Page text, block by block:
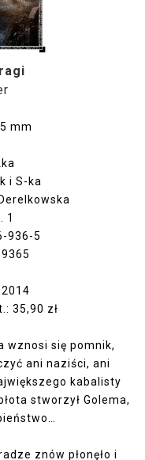
mm
i S-ka
1
936-5
35,90 zł
wznosi się pomnik,
ani naziści, ani
kabalisty
stworzył Golema,
znów płonęło i